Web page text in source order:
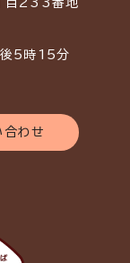
目233番地
5時15分
合わせ